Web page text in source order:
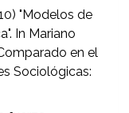
"Modelos de
In Mariano
en el
Sociológicas: